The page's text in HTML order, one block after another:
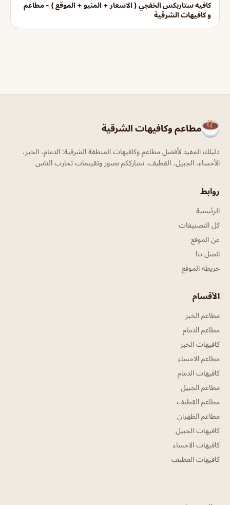
كافيه ستاربكس الخفجي ( الاسعار + المنيو + الموقع ) - مطاعم
و كافيهات الشرقية
مطاعم وكافيهات الشرقية
دليلك المفيد لأفضل مطاعم وكافيهات المنطقة الشرقية: الدمام، الخبر،
الأحساء، الجبيل، القطيف. نشارككم بصور وتقييمات تجارب الناس
روابط
الرئيسية
كل التصنيفات
عن الموقع
اتصل بنا
خريطة الموقع
الأقسام
مطاعم الخبر
مطاعم الدمام
كافيهات الخبر
مطاعم الاحساء
كافيهات الدمام
مطاعم الجبيل
مطاعم القطيف
مطاعم الظهران
كافيهات الجبيل
كافيهات الاحساء
كافيهات القطيف